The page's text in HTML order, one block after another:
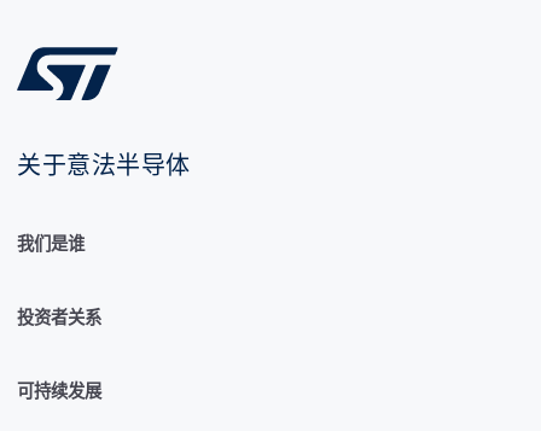
关于意法半导体
我们是谁
投资者关系
可持续发展